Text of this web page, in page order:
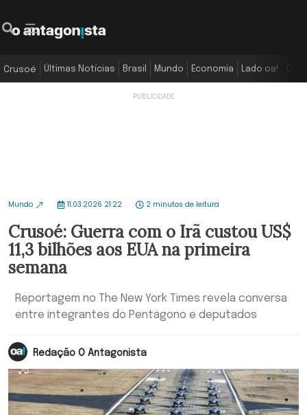
Crusoé Últimas Notícias Brasil Mundo Economia Lado oa!
Mundo 11.03.2026 21:22 2 minutos de leitura
Crusoé: Guerra com o Irã custou US$
11,3 bilhões aos EUA na primeira
semana
Reportagem no The New York Times revela conversa
entre integrantes do Pentágono e deputados
Redação O Antagonista